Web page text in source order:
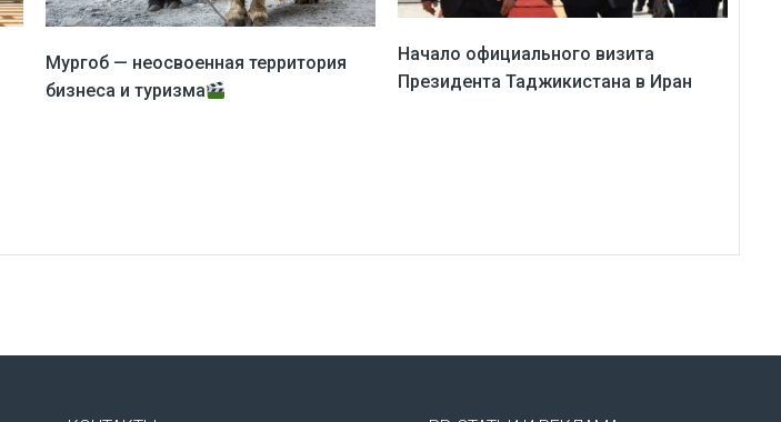
Мургоб — неосвоенная территория
бизнеса и туризма
Начало официального визита
Президента Таджикистана в Иран